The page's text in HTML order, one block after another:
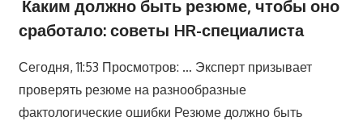
Каким должно быть резюме, чтобы оно
сработало: советы HR-специалиста
Сегодня, 11:53 Просмотров: … Эксперт призывает
проверять резюме на разнообразные
фактологические ошибки Резюме должно быть